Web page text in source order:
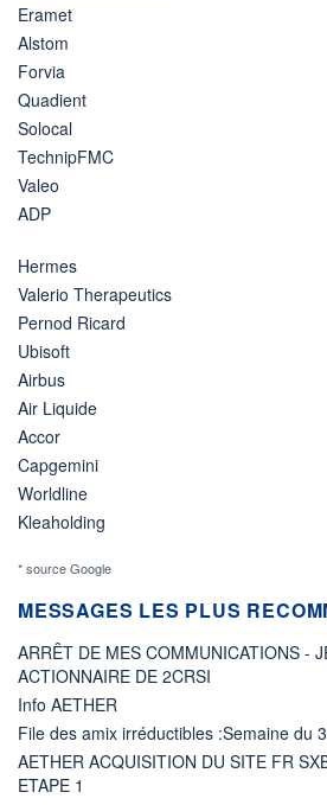
Eramet
Alstom
Forvia
Quadient
Solocal
TechnipFMC
Valeo
ADP
Hermes
Valerio Therapeutics
Pernod Ricard
Ubisoft
Airbus
Air Liquide
Accor
Capgemini
Worldline
Kleaholding
* source Google
MESSAGES LES PLUS
ARRÊT DE MES COMMUNICATIONS -
ACTIONNAIRE DE 2CRSI
Info AETHER
File des amix irréductibles :Semaine du
AETHER ACQUISITION DU SITE FR
ETAPE 1